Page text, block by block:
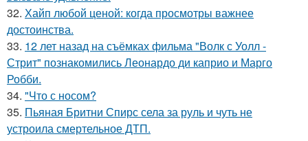
32. Хайп любой ценой: когда просмотры важнее
достоинства.
33. 12 лет назад на съёмках фильма "Волк с Уолл -
Стрит" познакомились Леонардо ди каприо и Марго
Робби.
34. "Что с носом?
35. Пьяная Бритни Спирс села за руль и чуть не
устроила смертельное ДТП.